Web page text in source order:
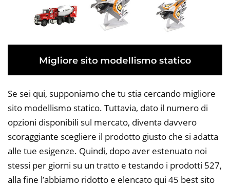
Se sei qui, supponiamo che tu stia cercando migliore
sito modellismo statico. Tuttavia, dato il numero di
opzioni disponibili sul mercato, diventa davvero
scoraggiante scegliere il prodotto giusto che si adatta
alle tue esigenze. Quindi, dopo aver estenuato noi
stessi per giorni su un tratto e testando i prodotti 527,
alla fine l’abbiamo ridotto e elencato qui 45 best sito